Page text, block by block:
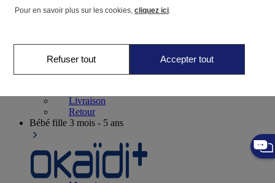
Naissance0-12 mois
Livraison
Retour
Bébé fille 3 mois - 5 ans
Pour en savoir plus sur les cookies, cliquez ici.
Refuser tout Accepter tout